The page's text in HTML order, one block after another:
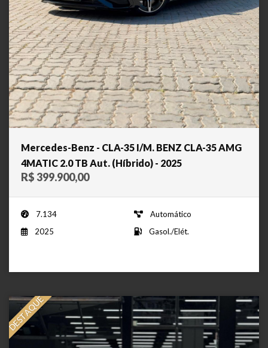
Mercedes-Benz - CLA-35 I/M. BENZ CLA-35 AMG
4MATIC 2.0 TB Aut. (Híbrido) - 2025
R$ 399.900,00
7.134
Automático
2025
Gasol./Elét.
DESTAQUE